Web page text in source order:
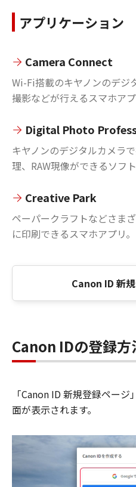
アプリケーション
Camera Connect
Wi-Fi搭載のキヤノンのデジ
撮影などが行えるスマホアプ
Digital Photo
キヤノンのデジタルカメラ
理、RAW現像ができるソフト
Creative Park
ペーパークラフトなどさま
に印刷できるスマホアプリ。
Canon ID 新
Canon IDの登録方
「Canon ID 新規登録ペー
面が表示されます。